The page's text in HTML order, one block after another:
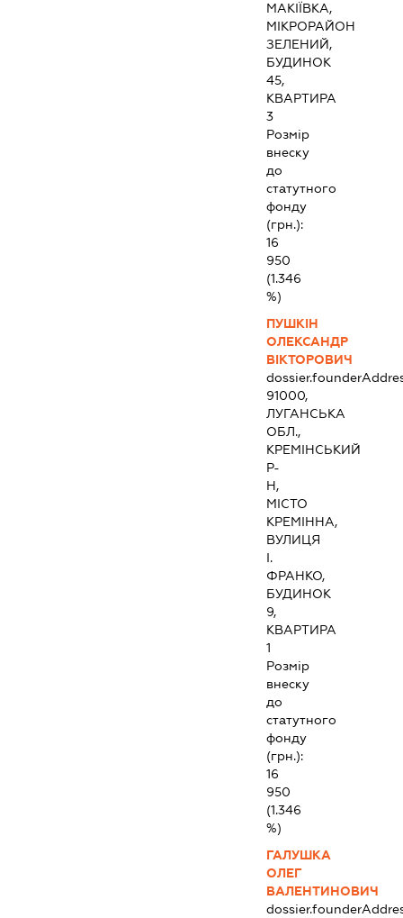
МАКІЇВКА,
МІКРОРАЙОН
ЗЕЛЕНИЙ,
БУДИНОК
45,
КВАРТИРА
3
Розмір
внеску
до
статутного
фонду
(грн.):
16
950
(1.346
%)
ПУШКІН
ОЛЕКСАНДР
ВІКТОРОВИЧ
91000,
ЛУГАНСЬКА
ОБЛ.,
КРЕМІНСЬКИЙ
Р-
Н,
МІСТО
КРЕМІННА,
ВУЛИЦЯ
І.
ФРАНКО,
БУДИНОК
9,
КВАРТИРА
1
Розмір
внеску
до
статутного
фонду
(грн.):
16
950
(1.346
%)
ГАЛУШКА
ОЛЕГ
ВАЛЕНТИНОВИЧ